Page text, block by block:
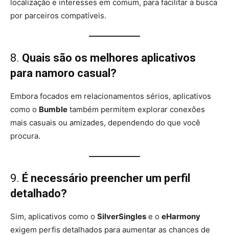
localização e interesses em comum, para facilitar a busca
por parceiros compatíveis.
8. Quais são os melhores aplicativos
para namoro casual?
Embora focados em relacionamentos sérios, aplicativos
como o Bumble também permitem explorar conexões
mais casuais ou amizades, dependendo do que você
procura.
9. É necessário preencher um perfil
detalhado?
Sim, aplicativos como o SilverSingles e o eHarmony
exigem perfis detalhados para aumentar as chances de